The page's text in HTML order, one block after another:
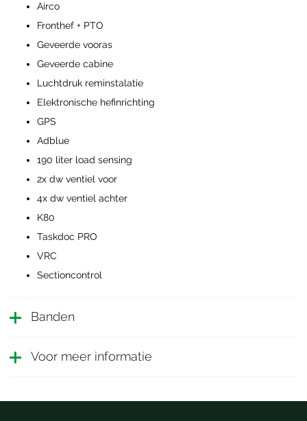
Airco
Fronthef + PTO
Geveerde vooras
Geveerde cabine
Luchtdruk reminstalatie
Elektronische hefinrichting
GPS
Adblue
190 liter load sensing
2x dw ventiel voor
4x dw ventiel achter
K80
Taskdoc PRO
VRC
Sectioncontrol
Banden
Voor meer informatie